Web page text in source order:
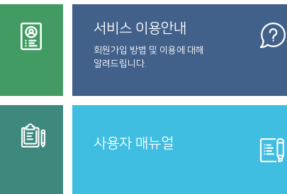
서비스 이용안내
회원가입 방법 및 이용에 대해
알려드립니다.
사용자 매뉴얼